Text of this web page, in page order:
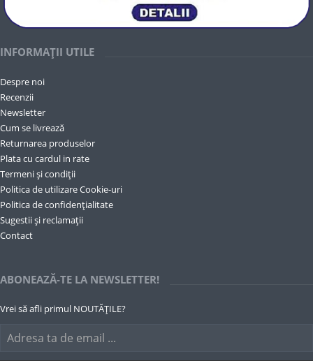
INFORMAȚII UTILE
Despre noi
Recenzii
Newsletter
Cum se livrează
Returnarea produselor
Plata cu cardul in rate
Termeni și condiții
Politica de utilizare Cookie-uri
Politica de confidențialitate
Sugestii și reclamații
Contact
ABONEAZĂ-TE LA NEWSLETTER!
Vrei să afli primul NOUTĂȚILE?